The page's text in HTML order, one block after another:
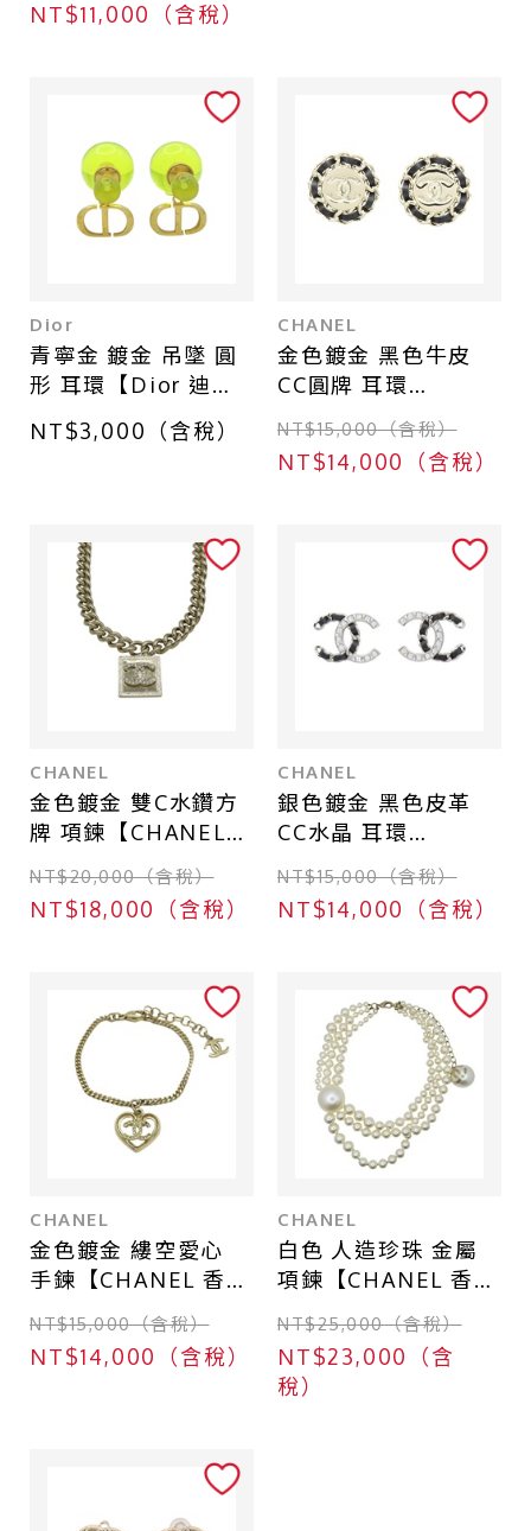
NT$11,000（含稅）
Dior
青寧金 鍍金 吊墜 圓
形 耳環【Dior 迪奧
NT$3,000（含稅）
CHANEL
金色鍍金 黑色牛皮
CC圓牌 耳環
【CHANEL 香奈兒】
ABE862
NT$15,000（含稅）
NT$14,000（含稅）
CHANEL
金色鍍金 雙C水鑽方
牌 項鍊【CHANEL
NT$20,000（含稅）
NT$18,000（含稅）
CHANEL
銀色鍍金 黑色皮革
CC水晶 耳環
【CHANEL 香奈兒】
ABG274
NT$15,000（含稅）
NT$14,000（含稅）
CHANEL
金色鍍金 縷空愛心
手鍊【CHANEL 香奈
NT$15,000（含稅）
NT$14,000（含稅）
CHANEL
白色 人造珍珠 金屬
項鍊【CHANEL 香奈
NT$25,000（含稅）
NT$23,000（含
稅）